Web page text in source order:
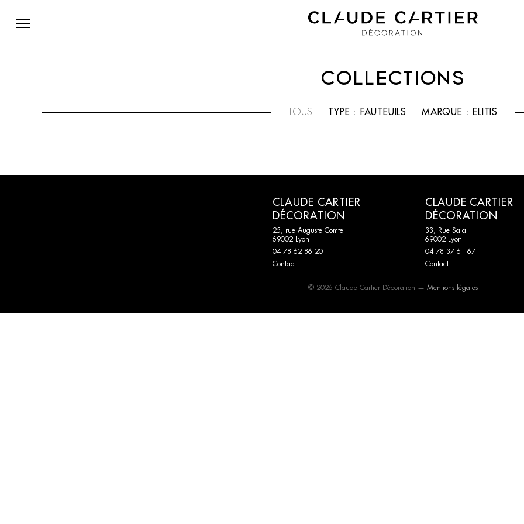
COLLECTIONS
TOUS TYPE : FAUTEUILS MARQUE : ELITIS
CLAUDE CARTIER
DÉCORATION
25, rue Auguste Comte
69002 Lyon
04 78 62 86 20
Contact
CLAUDE CARTIER
DÉCORATION
33, Rue Sala
69002 Lyon
04 78 37 61 67
Contact
© 2026 Claude Cartier Décoration — Mentions légales